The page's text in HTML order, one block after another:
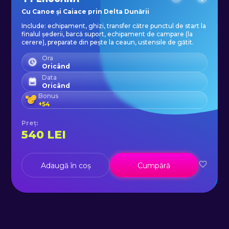
igienă corporală, cremă de soare,
soluție împotriva țânțarilor,
lanternă, saci de polietilenă.
Locurile de campare vor fi stabilite
de ghizi în funcție de condițiile
întâlnite în Deltă în perioada
respectivă.
Echipa de ghizi va asigura pentru
cină preparate la ceaun (pește
prăjit sau ciorbă de peste), în
funcție de timpul avut la dispoziție.
Cu Canoe și Caiace prin Delta Dunării
Include: echipament, ghizi, transfer către punctul de start la
finalul șederii, barcă suport, echipament de campare (la
cerere), preparate din pește la ceaun, ustensile de gătit.
Ora
Oricând
Data
Oricând
Bonus
+54
Preț:
540 LEI
Adaugă în coș Cumpără